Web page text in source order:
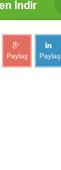
Paylaş Paylaş